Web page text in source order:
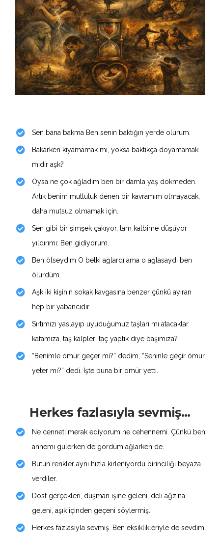
Sen bana bakma Ben senin baktığın yerde olurum.
Bakarken kıyamamak mı, yoksa baktıkça doyamamak
mıdır aşk?
Oysa ne çok ağladım ben bir damla yaş dökmeden.
Artık benim mutluluk denen bir kavramım olmayacak,
daha mutsuz olmamak için.
Sen gibi bir şimşek çakıyor, tam kalbime düşüyor
yıldırımı: Ben gidiyorum.
Ben ölseydim O belki ağlardı ama o ağlasaydı ben
ölürdüm.
Aşk iki kişinin sokak kavgasına benzer çünkü ayıran
hep bir yabancıdır.
Sırtımızı yaslayıp uyuduğumuz taşları mı atacaklar
kafamıza, taş kalpleri taç yaptık diye başımıza?
“Benimle ömür geçer mi?” dedim, “Seninle geçir ömür
yeter mi?” dedi. İşte buna bir ömür yetti.
Herkes fazlasıyla sevmiş...
Ne cenneti merak ediyorum ne cehennemi. Çünkü ben
annemi gülerken de gördüm ağlarken de.
Bütün renkler aynı hızla kirleniyordu birinciliği beyaza
verdiler.
Dost gerçekleri, düşman işine geleni, deli ağzına
geleni, aşık içinden geçeni söylermiş.
Herkes fazlasıyla sevmiş. Ben eksiklikleriyle de sevdim